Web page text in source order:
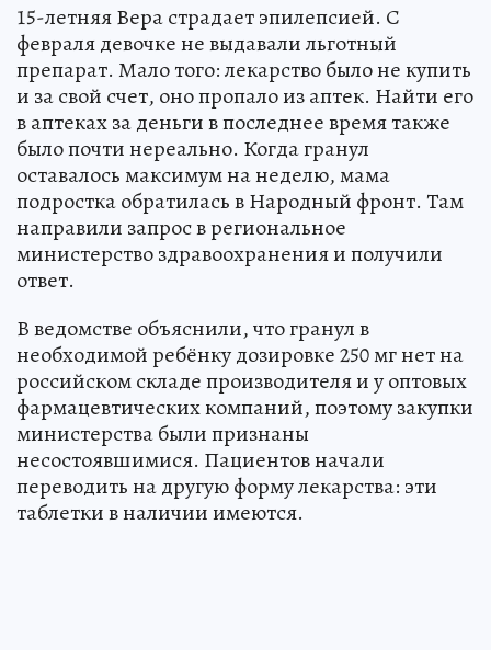
15-летняя Вера страдает эпилепсией. С
февраля девочке не выдавали льготный
препарат. Мало того: лекарство было не купить
и за свой счет, оно пропало из аптек. Найти его
в аптеках за деньги в последнее время также
было почти нереально. Когда гранул
оставалось максимум на неделю, мама
подростка обратилась в Народный фронт. Там
направили запрос в региональное
министерство здравоохранения и получили
ответ.
В ведомстве объяснили, что гранул в
необходимой ребёнку дозировке 250 мг нет на
российском складе производителя и у оптовых
фармацевтических компаний, поэтому закупки
министерства были признаны
несостоявшимися. Пациентов начали
переводить на другую форму лекарства: эти
таблетки в наличии имеются.